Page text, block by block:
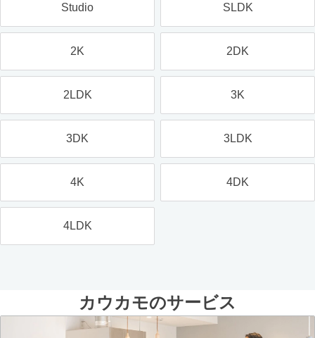
Studio SLDK
2K 2DK
2LDK 3K
3DK 3LDK
4K 4DK
4LDK
カウカモのサービス